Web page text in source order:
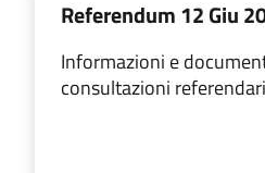
Referendum 12 Giu
Informazioni e
consultazioni